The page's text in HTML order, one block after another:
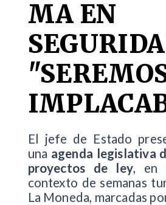
MA EN
El jefe de Estado
una agenda legislativa
proyectos de ley, en
contexto de semanas
La Moneda, marcadas